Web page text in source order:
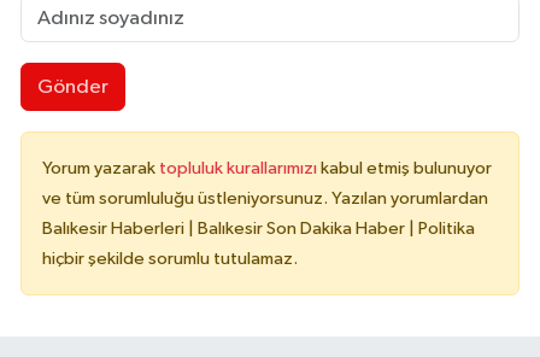
Gönder
Yorum yazarak topluluk kurallarımızı kabul etmiş bulunuyor
ve tüm sorumluluğu üstleniyorsunuz. Yazılan yorumlardan
Balıkesir Haberleri | Balıkesir Son Dakika Haber | Politika
hiçbir şekilde sorumlu tutulamaz.